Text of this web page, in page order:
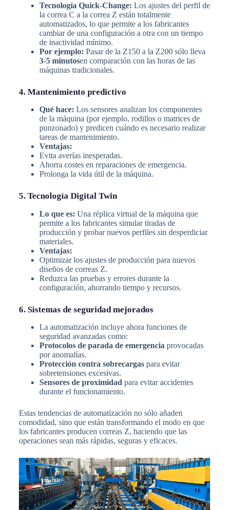
Tecnología Quick-Change: Los ajustes del perfil de
la correa C a la correa Z están totalmente
automatizados, lo que permite a los fabricantes
cambiar de una configuración a otra con un tiempo
de inactividad mínimo.
Por ejemplo: Pasar de la Z150 a la Z200 sólo lleva
3-5 minutosen comparación con las horas de las
máquinas tradicionales.
4. Mantenimiento predictivo
Qué hace: Los sensores analizan los componentes
de la máquina (por ejemplo, rodillos o matrices de
punzonado) y predicen cuándo es necesario realizar
tareas de mantenimiento.
Ventajas:
Evita averías inesperadas.
Ahorra costes en reparaciones de emergencia.
Prolonga la vida útil de la máquina.
5. Tecnología Digital Twin
Lo que es: Una réplica virtual de la máquina que
permite a los fabricantes simular tiradas de
producción y probar nuevos perfiles sin desperdiciar
materiales.
Ventajas:
Optimizar los ajustes de producción para nuevos
diseños de correas Z.
Reduzca las pruebas y errores durante la
configuración, ahorrando tiempo y recursos.
6. Sistemas de seguridad mejorados
La automatización incluye ahora funciones de
seguridad avanzadas como:
Protocolos de parada de emergencia provocadas
por anomalías.
Protección contra sobrecargaspara evitar
sobretensiones excesivas.
Sensores de proximidad para evitar accidentes
durante el funcionamiento.
Estas tendencias de automatización no sólo añaden
comodidad, sino que están transformando el modo en que
los fabricantes producen correas Z, haciendo que las
operaciones sean más rápidas, seguras y eficaces.